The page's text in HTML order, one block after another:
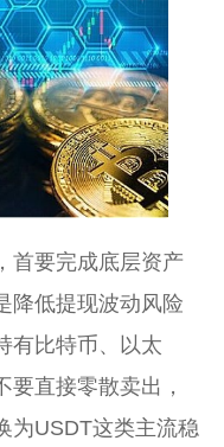
首要完成底层资产
降低提现波动风险
有比特币、以太
直接零散卖出，
为USDT这类主流稳